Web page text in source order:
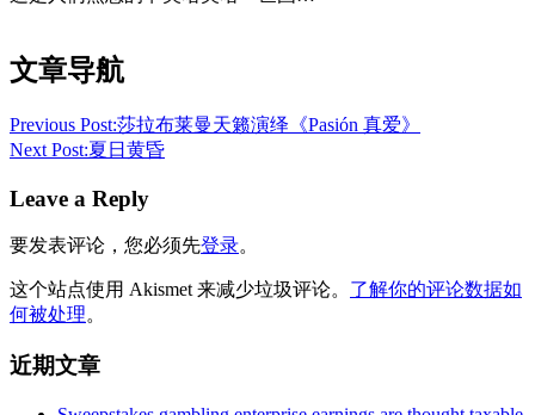
文章导航
Previous Post:莎拉布莱曼天籁演绎《Pasión 真爱》
Next Post:夏日黄昏
Leave a Reply
要发表评论，您必须先登录。
这个站点使用 Akismet 来减少垃圾评论。 了解你的评论数据如
何被处理。
近期文章